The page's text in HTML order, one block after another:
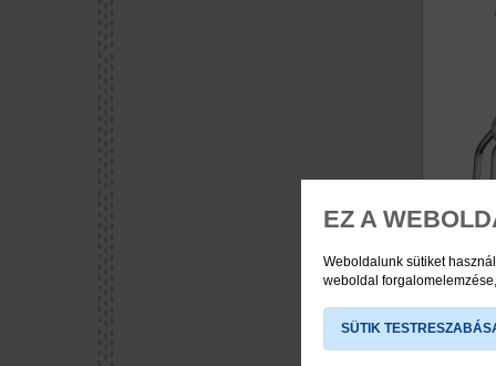
EZ A
Weboldalunk sütiket
weboldal
SÜTIK
AM